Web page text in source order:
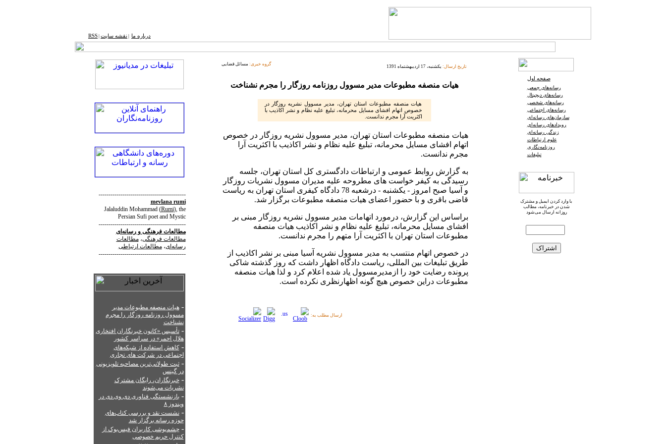
درباره ما نقشه ‌سایت RSS
--------------------------------------------
mevlana rumi
Jalaluddin Mohammad(Rumi), the
Persian Sufi poet and Mystic
--------------------------------------------
مطالعات فرهنگیورسانه‌ای
مطالعات فرهنگی،مطالعات
رسانه‌ای،مطالعات ارتباطی
--------------------------------------------
-هیات منصفه مطبوعات مدیر
مسوول روزنامه روزگار را مجرم
نشناخت
-تأسیس «کانون خبرنگاران افتخاری
هلال احمر» در سراسر کشور
-کاهش استفاده از شبکه‌های
اجتماعی در شرکت های تجاری
-ثبت طولانی‌ترین مصاحبه تلویزیونی
در گینس
-خبرنگاران، رایگان مشترک
نشریات می‌شوند
-بازنشستگی فناوری دی.‌وی.‌دی در
ویندوز ۸
-نشست نقد و بررسی کتاب‌های
حوزه رسانه برگزار شد
-چشم‌پوشی کاربران فیس‌بوک از
کنترل حریم خصوصی
گروه خبری: مسائل قضایی تاریخ ارسال: یکشنبه، 17 اردیبهشتماه 1391
هیات منصفه مطبوعات مدیر مسوول روزنامه روزگار را مجرم نشناخت
هیات منصفه مطبوعات استان تهران، مدیر مسوول نشریه روزگار در
خصوص اتهام افشای مسایل محرمانه، تبلیغ علیه نظام و نشر اکاذیب با
اکثریت آرا مجرم ندانست.
هیات منصفه مطبوعات استان تهران، مدیر مسوول نشریه روزگار در خصوص
اتهام افشای مسایل محرمانه، تبلیغ علیه نظام و نشر اکاذیب با اکثریت آرا
مجرم ندانست.
به گزارش روابط عمومی و ارتباطات دادگستری کل استان تهران، جلسه
رسیدگی به کیفر خواست های مطروحه علیه مدیران مسوول نشریات روزگار
و آسیا صبح امروز - یکشنبه - درشعبه 78 دادگاه کیفری استان تهران به ریاست
قاضی باقری و با حضور اعضای هیات منصفه مطبوعات برگزار شد.
براساس این گزارش، درمورد اتهامات مدیر مسوول نشریه روزگار مبنی بر
افشای مسایل محرمانه، تبلیغ علیه نظام و نشر اکاذیب هیات منصفه
مطبوعات استان تهران با اکثریت آرا متهم را مجرم ندانست.
در خصوص اتهام منتسب به مدیر مسوول نشریه آسیا مبنی بر نشر اکاذیب از
طریق تبلیغات بین المللی، ریاست دادگاه اظهار داشت که روز گذشته شاکی
پرونده رضایت خود را ازمدیرمسوول یاد شده اعلام کرد و لذا هیات منصفه
مطبوعات دراین خصوص هیچ گونه اظهارنظری نکرده است.
ارسال مطلب به:
صفحه اول
رسانه‌های جمعی
رسانه‌های دیجیتال
رسانه‌های شخصی
رسانه‌های اجتماعی
سازمان‌های رسانه‌ای
رویدادهای رسانه‌ای
زندگی رسانه‌ای
علوم ارتباطات
روزنامه‌نگاری
تبلیغات
با وارد کردن ایمیل و مشترک
شدن در خبرنامه، مطالب
روزانه ارسال می‌شود